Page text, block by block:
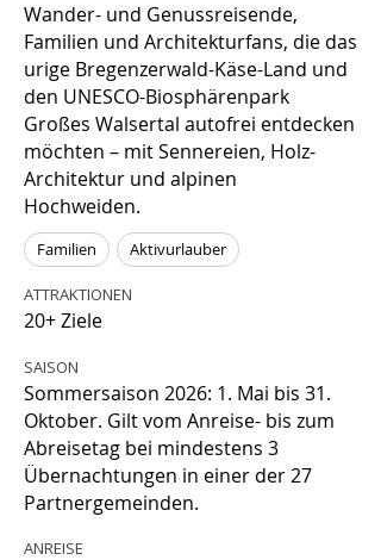
Wander- und Genussreisende,
Familien und Architekturfans, die das
urige Bregenzerwald-Käse-Land und
den UNESCO-Biosphärenpark
Großes Walsertal autofrei entdecken
möchten – mit Sennereien, Holz-
Architektur und alpinen
Hochweiden.
Familien Aktivurlauber
ATTRAKTIONEN
20+ Ziele
SAISON
Sommersaison 2026: 1. Mai bis 31.
Oktober. Gilt vom Anreise- bis zum
Abreisetag bei mindestens 3
Übernachtungen in einer der 27
Partnergemeinden.
ANREISE